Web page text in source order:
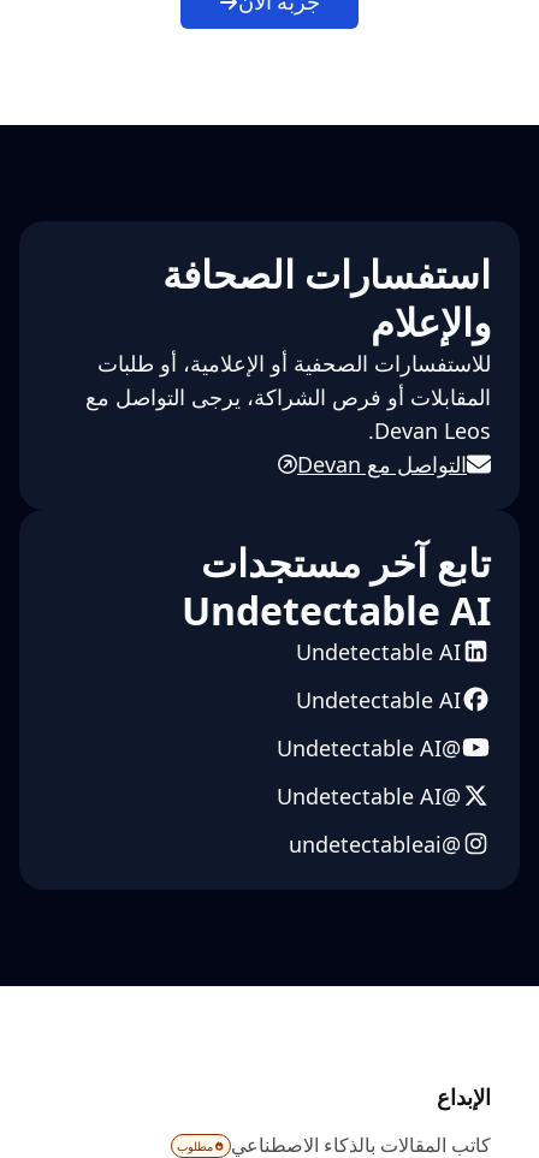
استفسارات الصحافة
والإعلام
للاستفسارات الصحفية أو الإعلامية، أو طلبات
المقابلات أو فرص الشراكة، يرجى التواصل مع
Devan Leos.
التواصل مع Devan
تابع آخر مستجدات
Undetectable AI
Undetectable AI
Undetectable AI
@Undetectable AI
@Undetectable AI
@undetectableai
الإبداع
كاتب المقالات بالذكاء الاصطناعي مطلوب